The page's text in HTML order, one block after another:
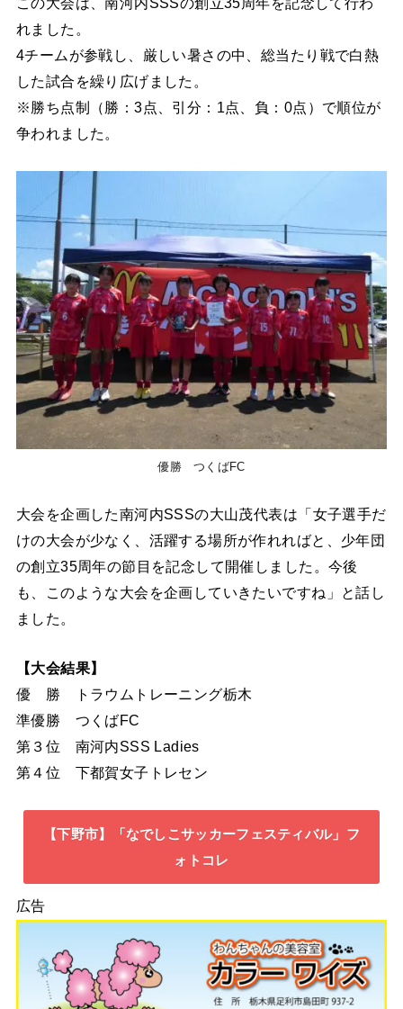
れました。
4チームが参戦し、厳しい暑さの中、総当たり戦で白熱
した試合を繰り広げました。
※勝ち点制（勝：3点、引分：1点、負：0点）で順位が
争われました。
優勝 つくばFC
大会を企画した南河内SSSの大山茂代表は「女子選手だ
けの大会が少なく、活躍する場所が作れればと、少年団
の創立35周年の節目を記念して開催しました。今後
も、このような大会を企画していきたいですね」と話し
ました。
【大会結果】
優 勝 トラウムトレーニング栃木
準優勝 つくばFC
第３位 南河内SSS Ladies
第４位 下都賀女子トレセン
【下野市】「なでしこサッカーフェスティバル」フ
ォトコレ
広告